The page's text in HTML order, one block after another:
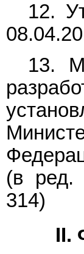
12.
13.
(в ред.
314)
II.